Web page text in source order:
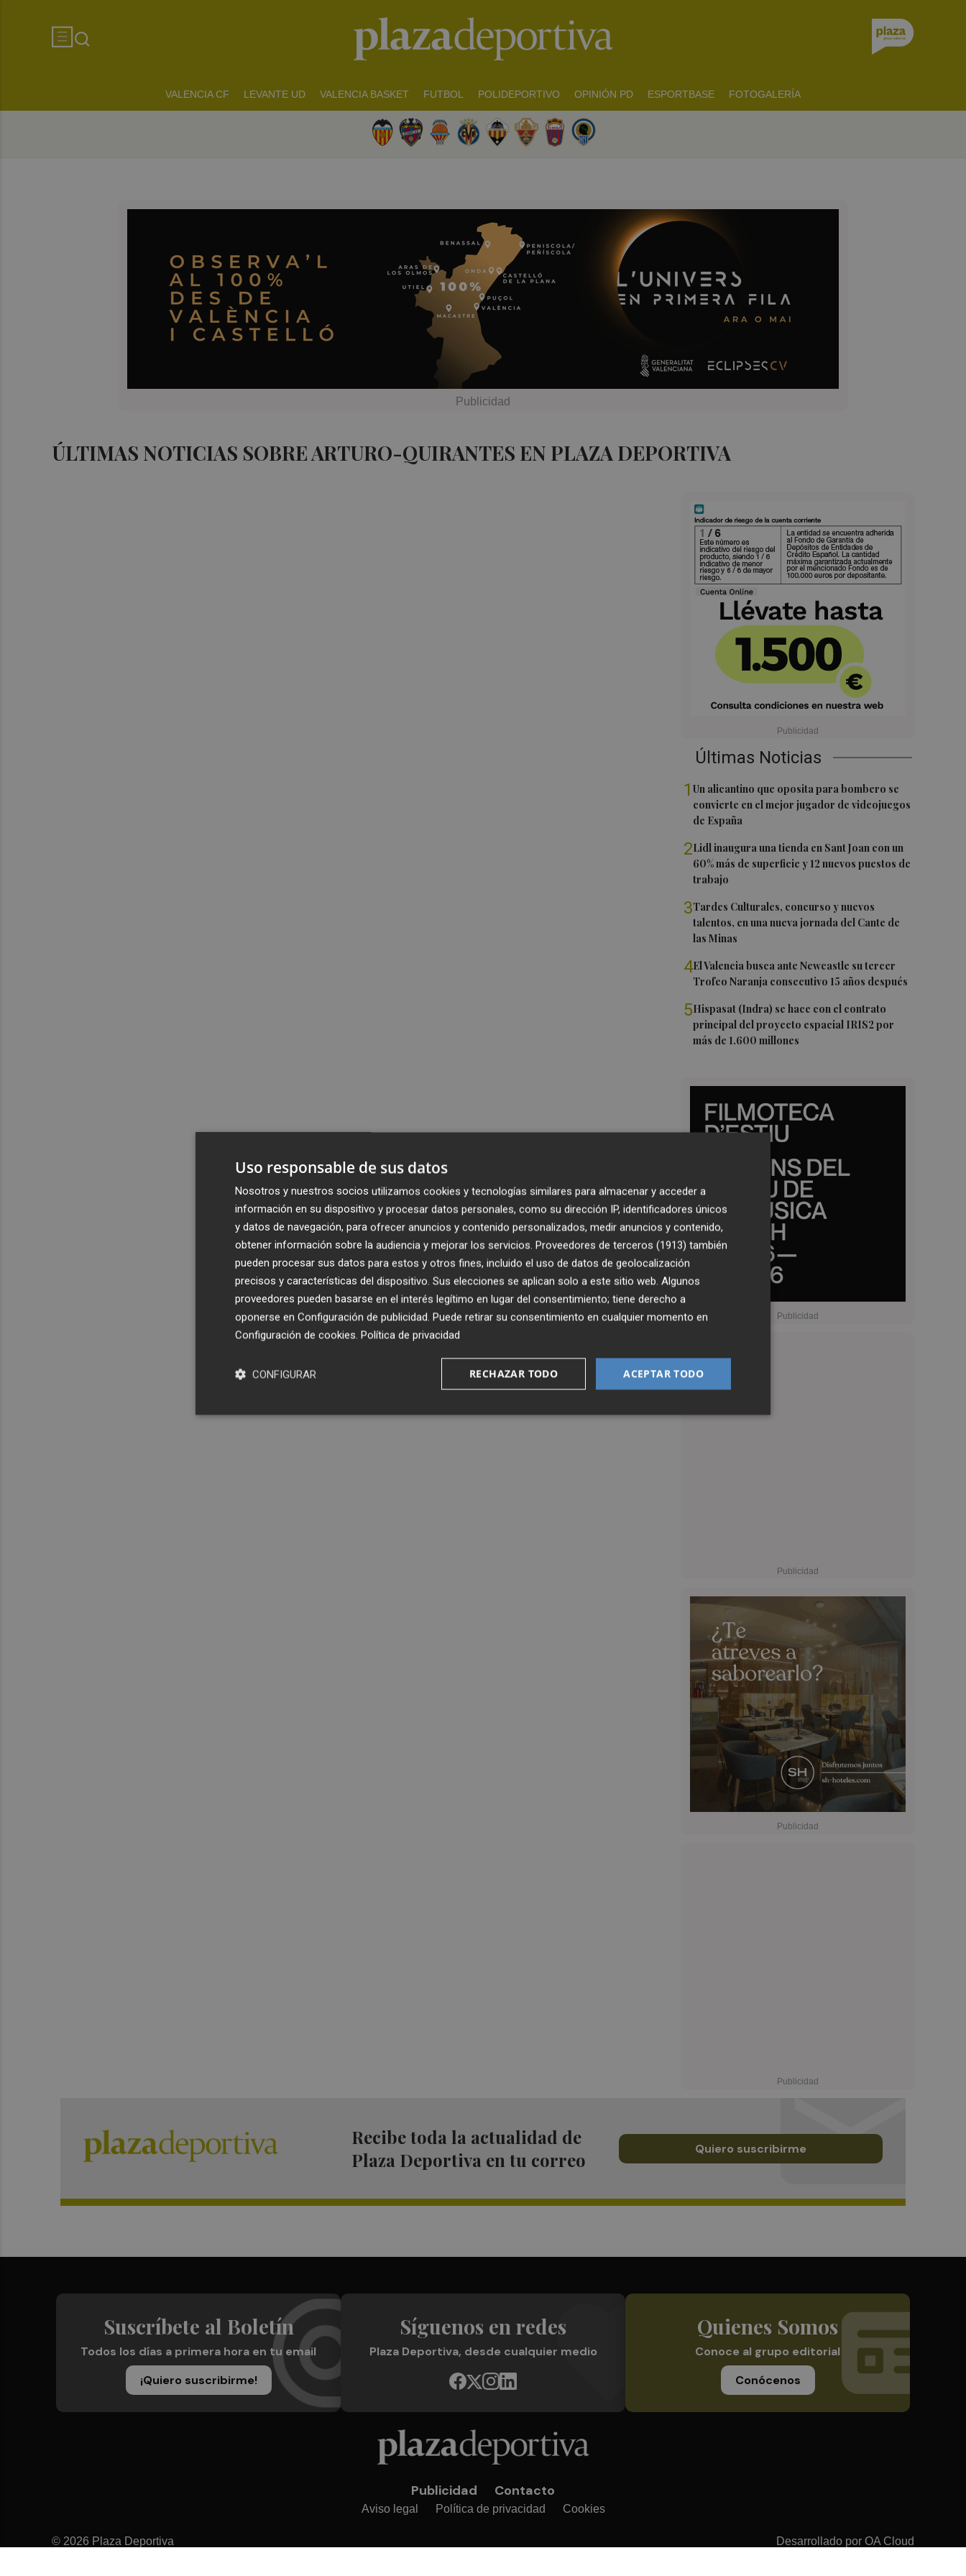
VALENCIA CF LEVANTE UD VALENCIA BASKET FUTBOL POLIDEPORTIVO OPINIÓN PD ESPORTBASE FOTOGALERÍA
ÚLTIMAS NOTICIAS SOBRE ARTURO-QUIRANTES EN PLAZA DEPORTIVA
Últimas Noticias
1Un alicantino que oposita para bombero se
convierte en el mejor jugador de videojuegos
de España
2Lidl inaugura una tienda en Sant Joan con un
60% más de superficie y 12 nuevos puestos de
trabajo
3Tardes Culturales, concurso y nuevos
talentos, en una nueva jornada del Cante de
las Minas
4El Valencia busca ante Newcastle su tercer
Trofeo Naranja consecutivo 15 años después
5Hispasat (Indra) se hace con el contrato
principal del proyecto espacial IRIS2 por
más de 1.600 millones
Recibe toda la actualidad de
Plaza Deportiva en tu correo
Quiero suscribirme
Suscríbete al Boletín
Todos los días a primera hora en tu email
¡Quiero suscribirme!
Síguenos en redes
Plaza Deportiva, desde cualquier medio
Quienes Somos
Conoce al grupo editorial
Conócenos
Publicidad Contacto
Aviso legal Política de privacidad Cookies
© 2026 Plaza Deportiva Desarrollado por OA Cloud
Uso responsable de sus datos
Nosotros y nuestros socios utilizamos cookies y tecnologías similares para almacenar y acceder a
información en su dispositivo y procesar datos personales, como su dirección IP, identificadores únicos
y datos de navegación, para ofrecer anuncios y contenido personalizados, medir anuncios y contenido,
obtener información sobre la audiencia y mejorar los servicios. Proveedores de terceros (1913) también
pueden procesar sus datos para estos y otros fines, incluido el uso de datos de geolocalización
precisos y características del dispositivo. Sus elecciones se aplican solo a este sitio web. Algunos
proveedores pueden basarse en el interés legítimo en lugar del consentimiento; tiene derecho a
oponerse en Configuración de publicidad. Puede retirar su consentimiento en cualquier momento en
Configuración de cookies. Política de privacidad
ACEPTAR TODO
RECHAZAR TODO
CONFIGURAR